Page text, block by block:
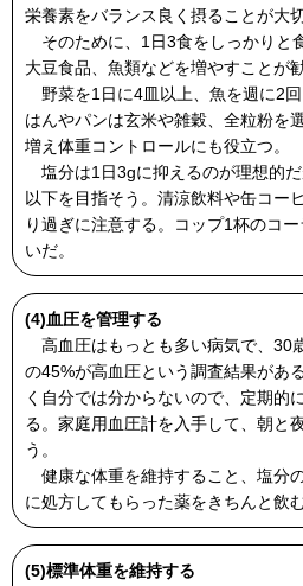
栄養素をバランス良く摂ることが大切
そのために、1日3食をしっかりと
大豆食品、魚類などを増やすことが
野菜を1日に4皿以上、魚を週に2
はんやパンは玄米や雑穀、全粒粉を
増え体重コントロールにも役立つ。
塩分は1日3gに抑えるのが理想的
以下を目指そう。清涼飲料や缶コー
り過ぎに注意する。コップ1杯のコ
いだ。
(4)血圧を管理する
高血圧はもっとも多い病気で、30
の45%が高血圧という調査結果があ
く自分では分からないので、定期的
る。家庭用血圧計を入手して、朝と
う。
健康な体重を維持すること、塩分
に処方してもらった薬をきちんと飲
(5)標準体重を維持する